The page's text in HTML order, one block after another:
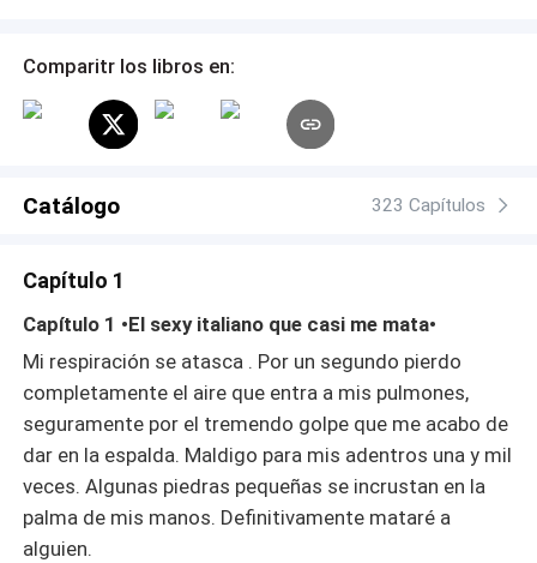
secreto? Yo querido lector. Te haré divagar entre tus más
Sufrirás, pero recuerda que el dolor también forma parte
del placer.
Comparitr los libros en:
Catálogo 323 Capítulos
Capítulo 1
Capítulo 1 •El sexy italiano que casi me mata•
Mi respiración se atasca . Por un segundo pierdo
completamente el aire que entra a mis pulmones,
seguramente por el tremendo golpe que me acabo de
dar en la espalda. Maldigo para mis adentros una y mil
veces. Algunas piedras pequeñas se incrustan en la
palma de mis manos. Definitivamente mataré a
alguien.